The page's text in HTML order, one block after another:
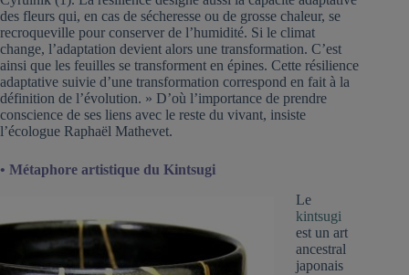
des fleurs qui, en cas de sécheresse ou de grosse chaleur, se
recroqueville pour conserver de l’humidité. Si le climat
change, l’adaptation devient alors une transformation. C’est
ainsi que les feuilles se transforment en épines. Cette résilience
adaptative suivie d’une transformation correspond en fait à la
définition de l’évolution. » D’où l’importance de prendre
conscience de ses liens avec le reste du vivant, insiste
l’écologue Raphaël Mathevet.
• Métaphore artistique du Kintsugi
Le
kintsugi
est un art
ancestral
japonais